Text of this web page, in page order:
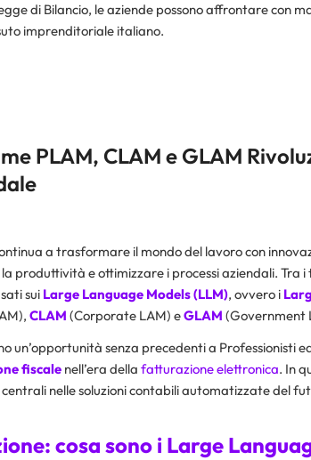
di Bilancio, le aziende possono affrontare con
imprenditoriale italiano.
PLAM, CLAM e GLAM
a trasformare il mondo del lavoro con
produttività e ottimizzare i processi aziendali. Tra
sui Large Language Models (LLM), ovvero i
CLAM (Corporate LAM) eGLAM (Government
un’opportunità senza precedenti a Professionisti
fiscale nell’era della fatturazione elettronica. In
nelle soluzioni contabili automatizzate del
cosa sono i Large